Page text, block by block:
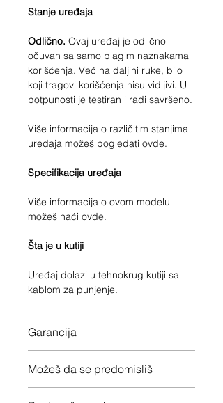
Stanje uređaja
Odlično. Ovaj uređaj je odlično
očuvan sa samo blagim naznakama
korišćenja. Već na daljini ruke, bilo
koji tragovi korišćenja nisu vidljivi. U
potpunosti je testiran i radi savršeno.
Više informacija o različitim stanjima
uređaja možeš pogledati ovde.
Specifikacija uređaja
Više informacija o ovom modelu
možeš naći ovde.
Šta je u kutiji
Uređaj dolazi u tehnokrug kutiji sa
kablom za punjenje.
Garancija
Možeš da se predomisliš